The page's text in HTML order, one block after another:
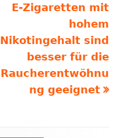
Nächster
E-Zigaretten mit
hohem
Nikotingehalt sind
besser für die
Raucherentwöhnu
ng geeignet